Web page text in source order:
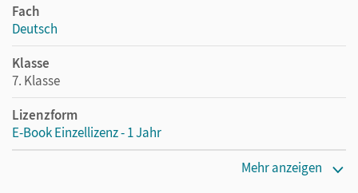
Fach
Deutsch
Klasse
7. Klasse
Lizenzform
E-Book Einzellizenz - 1 Jahr
Mehr anzeigen